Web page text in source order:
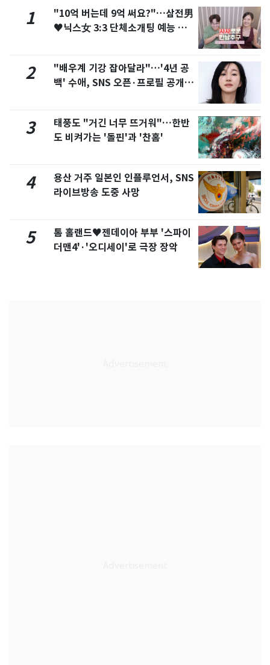
1
"10억 버는데 9억 써요?"…삼전男
♥닉스女 3:3 단체소개팅 예능 화
2
"배우계 기강 잡아달라"…'4년 공
백' 수애, SNS 오픈·프로필 공개
3
태풍도 "거긴 너무 뜨거워"…한반
도 비켜가는 '돌핀'과 '찬홈'
4
용산 거주 일본인 인플루언서, SNS
라이브방송 도중 사망
5
톰 홀랜드♥젠데이아 부부 '스파이
더맨4'·'오디세이'로 극장 장악